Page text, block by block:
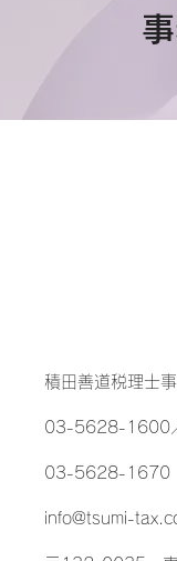
積田善道税理士
03-5628-1600
03-5628-1670
info@tsumi-